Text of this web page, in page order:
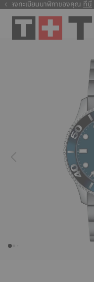
ลงทะเบียนนาฬิกาของคุณ ที่นี่
ที่นี่